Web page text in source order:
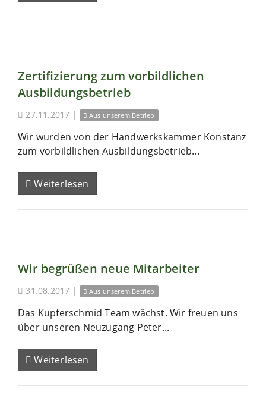
Zertifizierung zum vorbildlichen
Ausbildungsbetrieb
27.11.2017 | Aus unserem Betrieb
Wir wurden von der Handwerkskammer Konstanz
zum vorbildlichen Ausbildungsbetrieb...
Weiterlesen
Wir begrüßen neue Mitarbeiter
31.08.2017 | Aus unserem Betrieb
Das Kupferschmid Team wächst. Wir freuen uns
über unseren Neuzugang Peter...
Weiterlesen